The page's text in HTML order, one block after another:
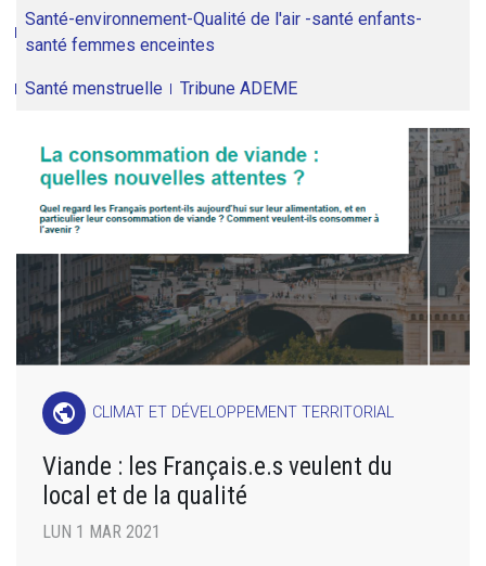
Santé-environnement-Qualité de l'air -santé enfants-
santé femmes enceintes
Santé menstruelle Tribune ADEME
public CLIMAT ET DÉVELOPPEMENT TERRITORIAL
Viande : les Français.e.s veulent du
local et de la qualité
LUN 1 MAR 2021